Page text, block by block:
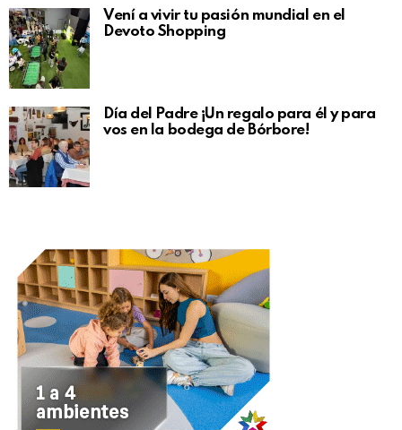
Vení a vivir tu pasión mundial en el
Devoto Shopping
Día del Padre ¡Un regalo para él y para
vos en la bodega de Bórbore!